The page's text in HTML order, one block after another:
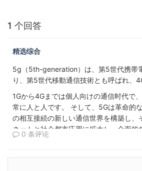
1 个回答
精选综合
5g（5th-generation）は、第5世代携帯
り、第5世代移動通信技術とも呼ばれ、
1Gから4Gまでは個人向けの通信时代で
常に人と人です。 そして、5Gは革命的
の相互接続の新しい通信世界を構築し、
ネットと社会都市応用に拡大し、全面的
5G移動通信技術は再び移動通信のボト
る。 スマホに5Gを追加するのは、もは
0 条评论